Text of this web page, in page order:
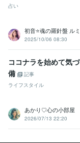
占い
初音⭐️魂の羅針盤 ル
2025/10/06 08:30
ココナラを始めて気
備
記事
ライフスタイル
あかり♡心の小部屋
2026/07/13 22:20